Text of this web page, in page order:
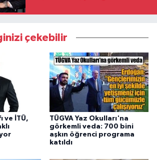
çekebilir
ve İTÜ,
TÜGVA Yaz Okulları'na
görkemli veda: 700 bini
aşkın öğrenci programa
katıldı